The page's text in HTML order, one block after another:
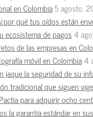
en Colombia5 agosto,
qué tus oídos están
ecosistema de pagos4
de las empresas en
móvil en Colombia4
la seguridad de su
tradicional que siguen
para adquirir ocho
la garantía estándar en